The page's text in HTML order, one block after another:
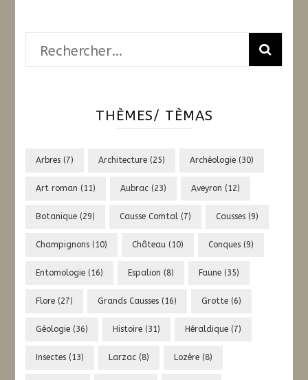
Rechercher :
THÈMES/ TÈMAS
Arbres (7) Architecture (25) Archéologie (30)
Art roman (11) Aubrac (23) Aveyron (12)
Botanique (29) Causse Comtal (7) Causses (9)
Champignons (10) Château (10) Conques (9)
Entomologie (16) Espalion (8) Faune (35)
Flore (27) Grands Causses (16) Grotte (6)
Géologie (36) Histoire (31) Héraldique (7)
Insectes (13) Larzac (8) Lozère (8)